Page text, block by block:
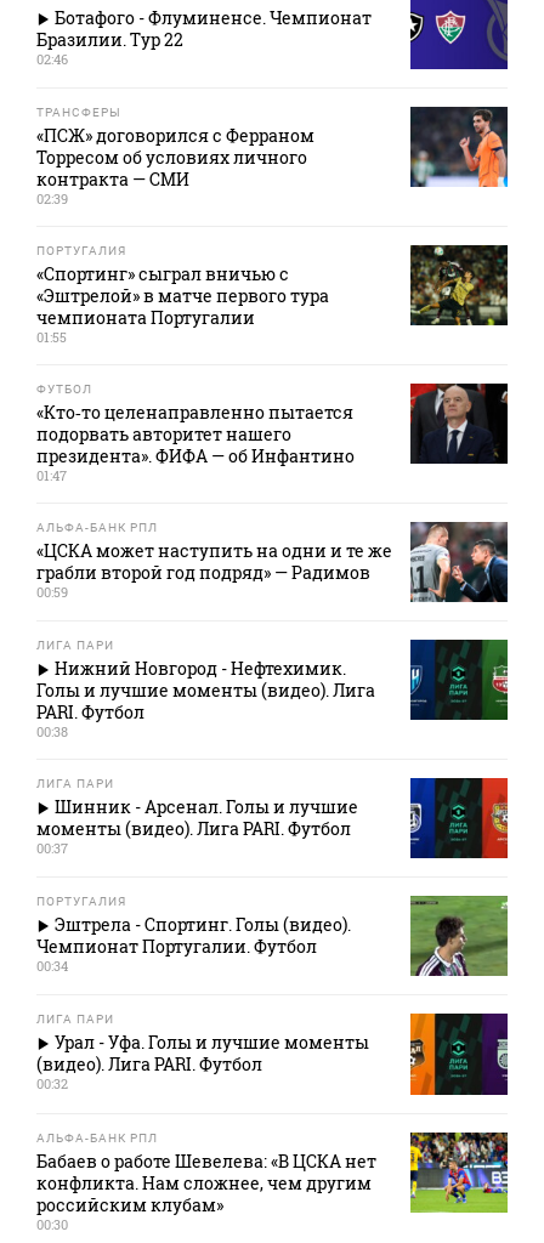
Ботафого - Флуминенсе. Чемпионат
Бразилии. Тур 22
02:46
ТРАНСФЕРЫ
«ПСЖ» договорился с Ферраном
Торресом об условиях личного
контракта — СМИ
02:39
ПОРТУГАЛИЯ
«Спортинг» сыграл вничью с
«Эштрелой» в матче первого тура
чемпионата Португалии
01:55
ФУТБОЛ
«Кто‑то целенаправленно пытается
подорвать авторитет нашего
президента». ФИФА — об Инфантино
01:47
АЛЬФА-БАНК РПЛ
«ЦСКА может наступить на одни и те же
грабли второй год подряд» — Радимов
00:59
ЛИГА ПАРИ
Нижний Новгород - Нефтехимик.
Голы и лучшие моменты (видео). Лига
PARI. Футбол
00:38
ЛИГА ПАРИ
Шинник - Арсенал. Голы и лучшие
моменты (видео). Лига PARI. Футбол
00:37
ПОРТУГАЛИЯ
Эштрела - Спортинг. Голы (видео).
Чемпионат Португалии. Футбол
00:34
ЛИГА ПАРИ
Урал - Уфа. Голы и лучшие моменты
(видео). Лига PARI. Футбол
00:32
АЛЬФА-БАНК РПЛ
Бабаев о работе Шевелева: «В ЦСКА нет
конфликта. Нам сложнее, чем другим
российским клубам»
00:30